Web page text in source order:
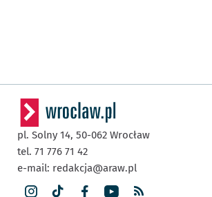
pl. Solny 14, 50-062 Wrocław
tel. 71 776 71 42
e-mail: redakcja@araw.pl